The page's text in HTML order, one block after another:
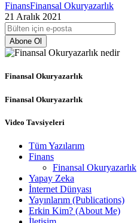
FinansFinansal Okuryazarlık
21 Aralık 2021
Abone Ol
Finansal Okuryazarlık
Finansal Okuryazarlık
Video Tavsiyeleri
Tüm Yazılarım
Finans
Finansal Okuryazarlık
Yapay Zeka
İnternet Dünyası
Yayınlarım (Publications)
Erkin Kim? (About Me)